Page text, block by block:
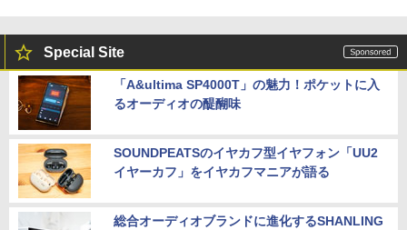
パソコン 中古PC Office付きWindows1
1】 税込送料無料 あす楽対応 即日発送
￥18,990
5
Panasonic Let's note CF-LV7 軽量 14
型 FHD(1920×1080)ノートパソコン 第8
世代 Core i5/メモリ 8GB/SSD 256GB/W
2019搭載整備済み品/送料無料
5
【全品最大2500円OFFクーポン】【第8
世代 i7 高性能ビジネス PC】 Core i7 第
8世代 Dell OptiPlex 3060 SFF Office付
HDMI DisplayPort 2画面出力 中古パソ
コン pc デスクトップPC 本体
5
【公式限定2年保証】 モニター 23インチ
フルhd 高画質 100Hz VA ノングレア 非
光沢 スピーカー内蔵 3年保証 ディスプレ
イ パソコンモニター PCモニター フルハ
￥16,820
Special Site
「A&ultima SP4000T」の魅力！ポケットに入
るオーディオの醍醐味
SOUNDPEATSのイヤカフ型イヤフォン「UU2
イヤーカフ」をイヤカフマニアが語る
総合オーディオブランドに進化するSHANLING